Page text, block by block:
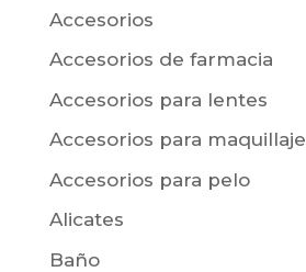
Accesorios
Accesorios de farmacia
Accesorios para lentes
Accesorios para maquillaje
Accesorios para pelo
Alicates
Baño